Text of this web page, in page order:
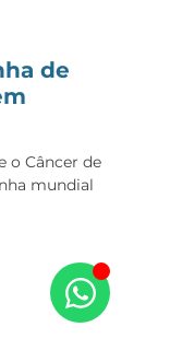
de
o Câncer de
mundial